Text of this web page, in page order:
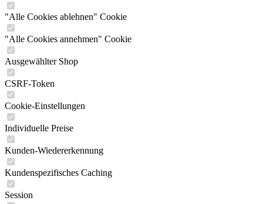
"Alle Cookies ablehnen" Cookie
"Alle Cookies annehmen" Cookie
Ausgewählter Shop
CSRF-Token
Cookie-Einstellungen
Individuelle Preise
Kunden-Wiedererkennung
Kundenspezifisches Caching
Session